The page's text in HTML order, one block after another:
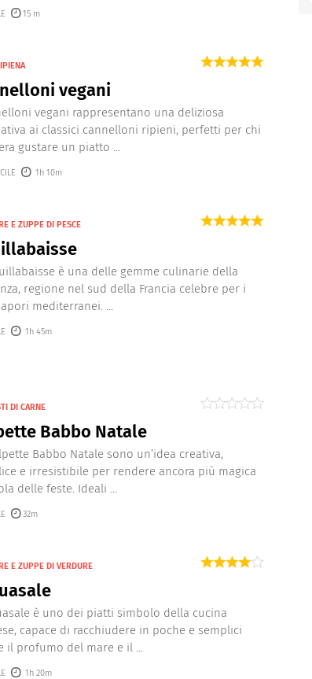
15 m
vegani
vegani rappresentano una deliziosa
ai classici cannelloni ripieni, perfetti per chi
gustare un piatto ...
1h 10m
E ZUPPE DI PESCE
è una delle gemme culinarie della
regione nel sud della Francia celebre per i
mediterranei. ...
1h 45m
DI CARNE
Babbo Natale
Babbo Natale sono un’idea creativa,
e irresistibile per rendere ancora più magica
delle feste. Ideali ...
32m
E ZUPPE DI VERDURE
è uno dei piatti simbolo della cucina
capace di racchiudere in poche e semplici
il profumo del mare e il ...
1h 20m